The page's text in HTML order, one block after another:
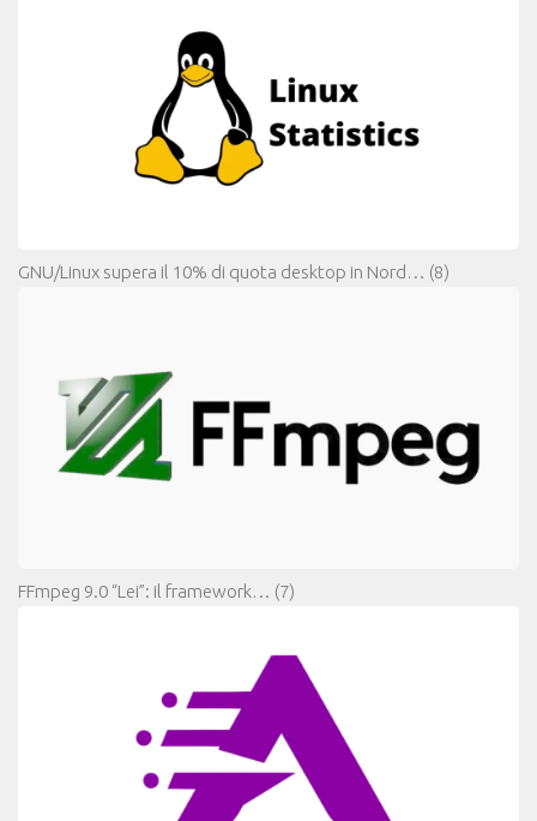
GNU/Linux supera il 10% di quota desktop in Nord… (8)
FFmpeg 9.0 “Lei”: il framework… (7)